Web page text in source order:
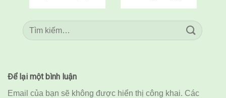
Để lại một bình luận
Email của bạn sẽ không được hiển thị công khai. Các